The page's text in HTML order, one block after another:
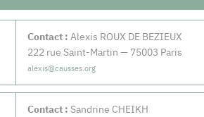
Contact : Alexis ROUX DE BEZIEUX
222 rue Saint-Martin — 75003 Paris
alexis@causses.org
Contact : Sandrine CHEIKH